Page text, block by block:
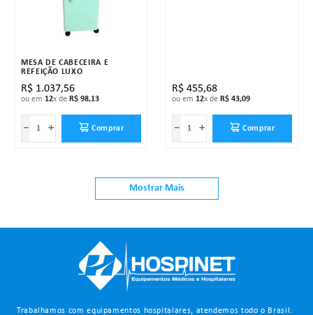
MESA DE CABECEIRA E
REFEIÇÃO LUXO
R$ 1.037,56
ou em 12x de R$ 98,13
＋
－ Comprar
R$ 455,68
ou em 12x de R$ 43,09
＋
－ Comprar
Mostrar Mais
Trabalhamos com equipamentos hospitalares, atendemos todo o Brasil.